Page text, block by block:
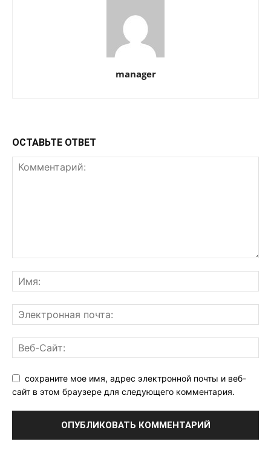
manager
ОСТАВЬТЕ ОТВЕТ
сохраните мое имя, адрес электронной почты и веб-
сайт в этом браузере для следующего комментария.